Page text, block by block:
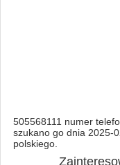
505568111 numer
szukano go dnia 2025-
polskiego.